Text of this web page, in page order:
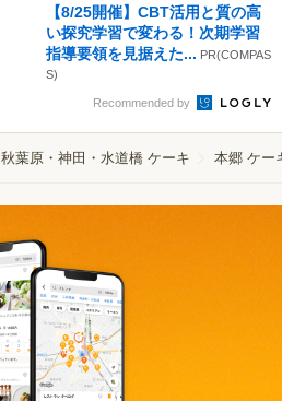
【8/25開催】CBT活用と質の高
い探究学習で変わる！次期学習
指導要領を見据えた... PR(COMPAS
S)
Recommended by
秋葉原・神田・水道橋 ケーキ 本郷 ケー